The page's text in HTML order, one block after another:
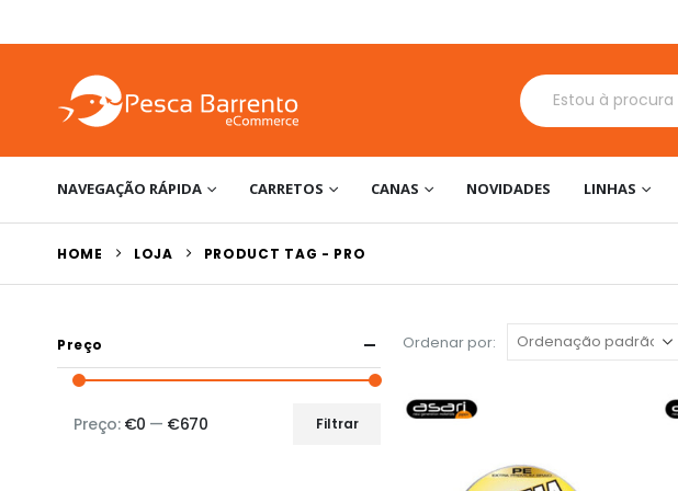
NAVEGAÇÃO RÁPIDA CARRETOS CANAS NOVIDADES LINHAS
HOME LOJA PRODUCT TAG - PRO
Ordenar por:
Preço
Preço
Preço
Filtrar
Preço: €0 — €670